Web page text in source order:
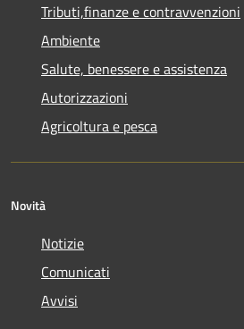
Tributi,finanze e contravvenzioni
Ambiente
Salute, benessere e assistenza
Autorizzazioni
Agricoltura e pesca
Novità
Notizie
Comunicati
Avvisi